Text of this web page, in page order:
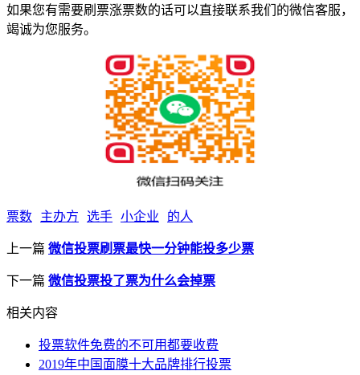
如果您有需要刷票涨票数的话可以直接联系我们的微信客服，
竭诚为您服务。
票数 主办方 选手 小企业 的人
上一篇 微信投票刷票最快一分钟能投多少票
下一篇 微信投票投了票为什么会掉票
相关内容
投票软件免费的不可用都要收费
2019年中国面膜十大品牌排行投票